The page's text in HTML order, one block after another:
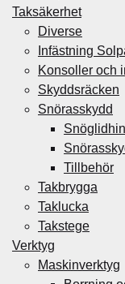
c
Taksäkerhet
Diverse
Infästning
Konsoller och
Skyddsräcken
Snörasskydd
Tillbehör
Takbrygga
Taklucka
Takstege
Verktyg
Maskinverktyg